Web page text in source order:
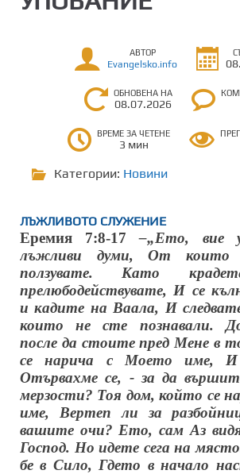
АВТОР
Evangelsko.info
ОБНОВЕНА НА
08.07.2026
ВРЕМЕ ЗА ЧЕТЕНЕ
3 мин
Категории: Новини
ЛЪЖЛИВОТО СЛУЖЕНИЕ
Еремия 7:8-17–„Ето, вие
лъжливи думи, От които
ползувате. Като
прелюбодействувате, И се
и кадите на Ваала, И следвате
които не сте познавали.
после да стоите пред Мене в
се нарича с Моето име, И
Отървахме се, - за да
мерзости? Тоя дом, който се
име, Вертеп ли за
вашите очи? Ето, сам Аз
Господ. Но идете сега на
бе в Сило, Гдето в начало